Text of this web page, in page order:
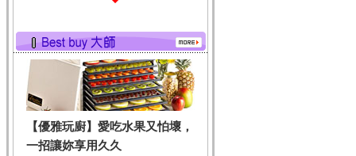
有蛋白質、脂肪、磷...
鮪魚
鮪魚肚肉中的不飽和脂
肪酸內富含EPA和DH...
韭菜
韭菜所含的膳食纖維能
幫助消化與通便；揮...
【優雅玩廚】愛吃水果又怕壞，
一招讓妳享用久久